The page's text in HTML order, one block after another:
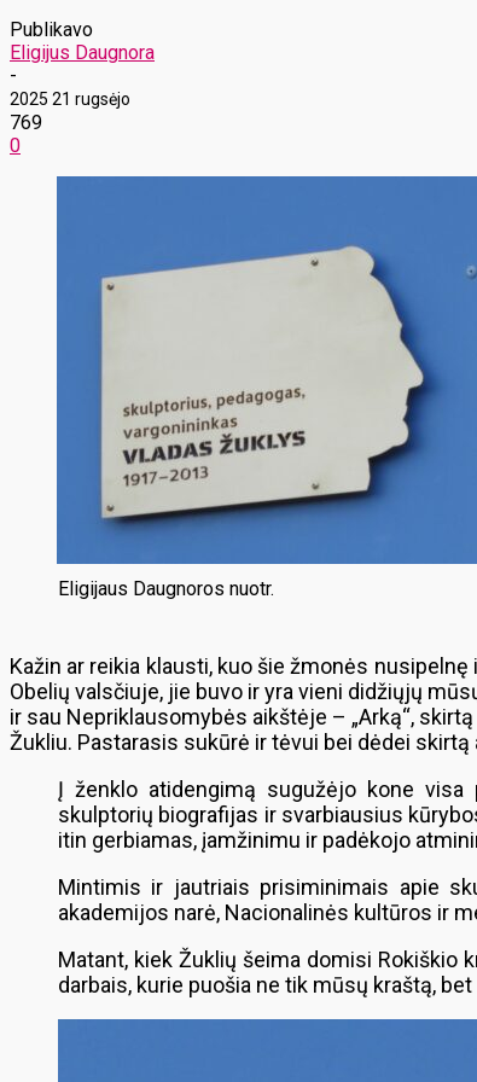
Publikavo
Eligijus Daugnora
-
2025 21 rugsėjo
769
0
Eligijaus Daugnoros nuotr.
Kažin ar reikia klausti, kuo šie žmonės
Obelių valsčiuje, jie buvo ir yra vieni didžiųjų
ir sau Nepriklausomybės aikštėje – „Arką“,
Žukliu. Pastarasis sukūrė ir tėvui bei dėdei
Į ženklo atidengimą sugužėjo kone visa
skulptorių biografijas ir svarbiausius
itin gerbiamas, įamžinimu ir padėkojo
Mintimis ir jautriais prisiminimais apie
akademijos narė, Nacionalinės kultūros ir
Matant, kiek Žuklių šeima domisi Rokiškio
darbais, kurie puošia ne tik mūsų kraštą,